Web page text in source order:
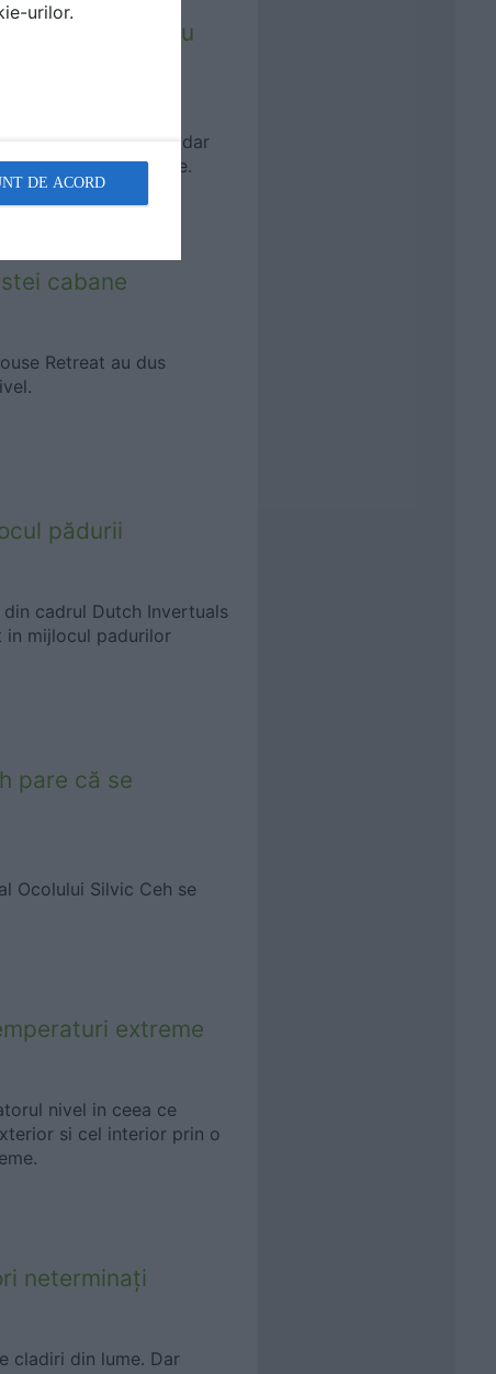
pentru
mic in Madrid, dar
de depozitare.
cabane
Retreat au dus
pădurii
cadrul Dutch Invertuals
in mijlocul padurilor
pare că se
Ocolului Silvic Ceh se
extreme
nivel in ceea ce
si cel interior prin o
neterminați
cladiri din lume. Dar
urilor.
DE ACORD